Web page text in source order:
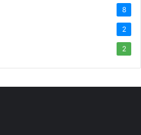
8
2
2